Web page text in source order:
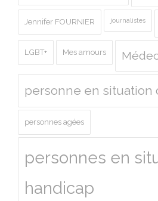
Jennifer FOURNIER journalistes
LGBT+ Mes amours
personne en situation
personnes agées
personnes en
handicap